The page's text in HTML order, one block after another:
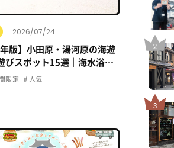
2026/07/24
年版】小田原・湯河原の海遊
びスポット15選｜海水浴・
子ども向け完全ガイド
限定 人気